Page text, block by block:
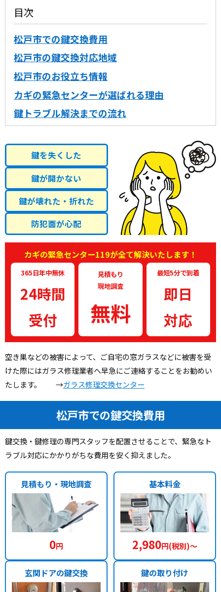
目次
松戸市での鍵交換費用
松戸市の鍵交換対応地域
松戸市のお役立ち情報
カギの緊急センターが選ばれる理由
鍵トラブル解決までの流れ
鍵を失くした
鍵が開かない
鍵が壊れた・折れた
防犯面が心配
カギの緊急センター119が全て解決いたします！
365日年中無休
24時間
受付
見積もり
現地調査
無料
最短5分で到着
即日
対応
空き巣などの被害によって、ご自宅の窓ガラスなどに被害を受
けた際にはガラス修理業者へ早急にご連絡することをお勧めい
たします。 →ガラス修理交換センター
松戸市での鍵交換費用
鍵交換・鍵修理の専門スタッフを配置させることで、緊急なト
ラブル対応にかかりがちな費用を安く抑えました。
見積もり・現地調査
0円
基本料金
2,980円(税別)〜
玄関ドアの鍵交換 鍵の取り付け